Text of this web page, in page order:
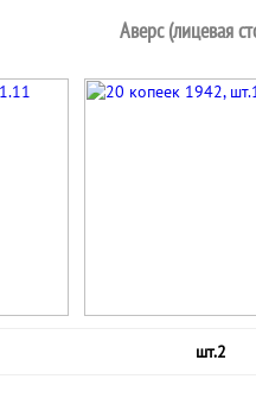
Аверс (лицевая
шт.2